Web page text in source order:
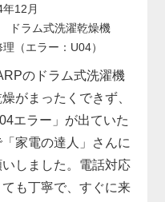
12月
ドラム式洗濯乾燥機
（エラー：U04）
のドラム式洗濯機
がまったくできず、
エラー」が出ていた
家電の達人」さんに
いしました。電話対応
ても丁寧で、すぐに来